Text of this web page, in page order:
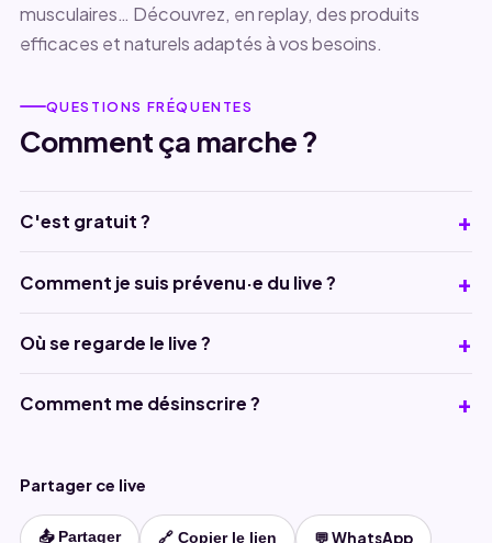
musculaires… Découvrez, en replay, des produits
efficaces et naturels adaptés à vos besoins.
QUESTIONS FRÉQUENTES
Comment ça marche ?
C'est gratuit ?
Comment je suis prévenu·e du live ?
Où se regarde le live ?
Comment me désinscrire ?
Partager ce live
📤 Partager 🔗 Copier le lien 💬 WhatsApp